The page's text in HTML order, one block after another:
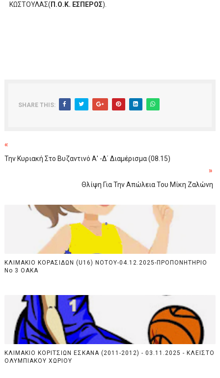
ΚΩΣΤΟΥΛΑΣ( Π.Ο.Κ. ΕΣΠΕΡΟΣ).
SHARE THIS:
«
Την Κυριακή Στο Βυζαντινό Α' -Δ΄ Διαμέρισμα (08.15)
»
Θλίψη Για Την Απώλεια Του Μίκη Ζαλώνη
ΚΛΙΜΑΚΙΟ ΚΟΡΑΣΙΔΩΝ (U16) NOTOY-04.12.2025-ΠΡΟΠΟΝΗΤΗΡΙΟ
Νο 3 ΟΑΚΑ
ΚΛΙΜΑΚΙΟ ΚΟΡΙΤΣΙΩΝ ΕΣΚΑΝΑ (2011-2012) - 03.11.2025 - ΚΛΕΙΣΤΟ
ΟΛΥΜΠΙΑΚΟΥ ΧΩΡΙΟΥ